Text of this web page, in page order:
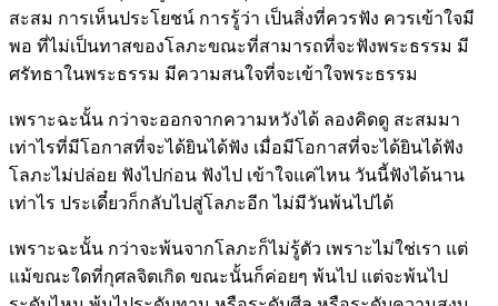
สะสม การเห็นประโยชน์ การรู้ว่า เป็นสิ่งที่ควรฟัง ควรเข้าใจมี
พอ ที่ไม่เป็นทาสของโลภะขณะที่สามารถที่จะฟังพระธรรม มี
ศรัทธาในพระธรรม มีความสนใจที่จะเข้าใจพระธรรม
เพราะฉะนั้น กว่าจะออกจากความหวังได้ ลองคิดดู สะสมมา
เท่าไรที่มีโอกาสที่จะได้ยินได้ฟัง เมื่อมีโอกาสที่จะได้ยินได้ฟัง
โลภะไม่ปล่อย ฟังไปก่อน ฟังไป เข้าใจแค่ไหน วันนี้ฟังได้นาน
เท่าไร ประเดี๋ยวก็กลับไปสู่โลภะอีก ไม่มีวันพ้นไปได้
เพราะฉะนั้น กว่าจะพ้นจากโลภะก็ไม่รู้ตัว เพราะไม่ใช่เรา แต่
แม้ขณะใดที่กุศลจิตเกิด ขณะนั้นก็ค่อยๆ พ้นไป แต่จะพ้นไป